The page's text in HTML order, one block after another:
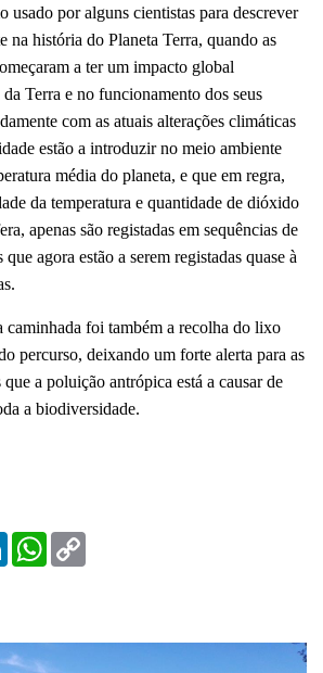
usado por alguns cientistas para descrever
na história do Planeta Terra, quando as
a ter um impacto global
Terra e no funcionamento dos seus
com as atuais alterações climáticas
estão a introduzir no meio ambiente
média do planeta, e que em regra,
da temperatura e quantidade de dióxido
apenas são registadas em sequências de
agora estão a serem registadas quase à
caminhada foi também a recolha do lixo
percurso, deixando um forte alerta para as
que a poluição antrópica está a causar de
a biodiversidade.
LinkedInWhatsApp